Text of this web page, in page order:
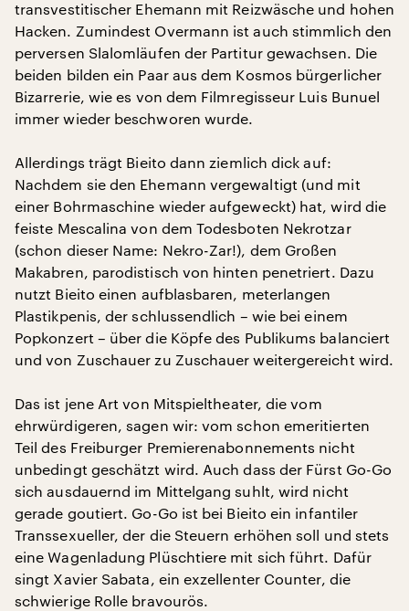
transvestitischer Ehemann mit Reizwäsche und hohen
Hacken. Zumindest Overmann ist auch stimmlich den
perversen Slalomläufen der Partitur gewachsen. Die
beiden bilden ein Paar aus dem Kosmos bürgerlicher
Bizarrerie, wie es von dem Filmregisseur Luis Bunuel
immer wieder beschworen wurde.
Allerdings trägt Bieito dann ziemlich dick auf:
Nachdem sie den Ehemann vergewaltigt (und mit
einer Bohrmaschine wieder aufgeweckt) hat, wird die
feiste Mescalina von dem Todesboten Nekrotzar
(schon dieser Name: Nekro-Zar!), dem Großen
Makabren, parodistisch von hinten penetriert. Dazu
nutzt Bieito einen aufblasbaren, meterlangen
Plastikpenis, der schlussendlich – wie bei einem
Popkonzert – über die Köpfe des Publikums balanciert
und von Zuschauer zu Zuschauer weitergereicht wird.
Das ist jene Art von Mitspieltheater, die vom
ehrwürdigeren, sagen wir: vom schon emeritierten
Teil des Freiburger Premierenabonnements nicht
unbedingt geschätzt wird. Auch dass der Fürst Go-Go
sich ausdauernd im Mittelgang suhlt, wird nicht
gerade goutiert. Go-Go ist bei Bieito ein infantiler
Transsexueller, der die Steuern erhöhen soll und stets
eine Wagenladung Plüschtiere mit sich führt. Dafür
singt Xavier Sabata, ein exzellenter Counter, die
schwierige Rolle bravourös.